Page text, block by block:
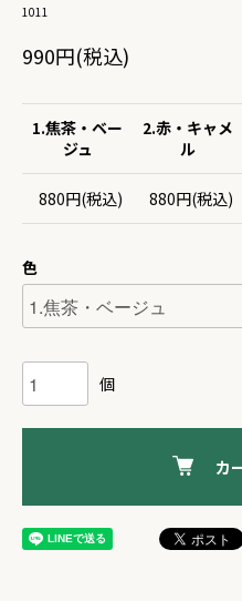
1011
990円(税込)
1.焦茶・ベー
ジュ
2.赤・キャメ
ル
880円(税込) 880円(税込)
色
個
カ